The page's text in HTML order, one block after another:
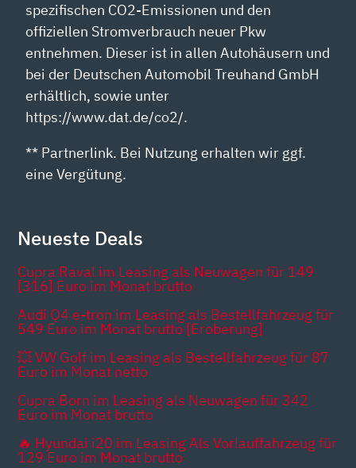
spezifischen CO2-Emissionen und den
offiziellen Stromverbrauch neuer Pkw
entnehmen. Dieser ist in allen Autohäusern und
bei der Deutschen Automobil Treuhand GmbH
erhältlich, sowie unter
https://www.dat.de/co2/.
** Partnerlink. Bei Nutzung erhalten wir ggf.
eine Vergütung.
Neueste Deals
Cupra Raval im Leasing als Neuwagen für 149
[316] Euro im Monat brutto
Audi Q4 e-tron im Leasing als Bestellfahrzeug für
549 Euro im Monat brutto [Eroberung]
💥 VW Golf im Leasing als Bestellfahrzeug für 87
Euro im Monat netto
Cupra Born im Leasing als Neuwagen für 342
Euro im Monat brutto
🔥 Hyundai i20 im Leasing Als Vorlauffahrzeug für
129 Euro im Monat brutto